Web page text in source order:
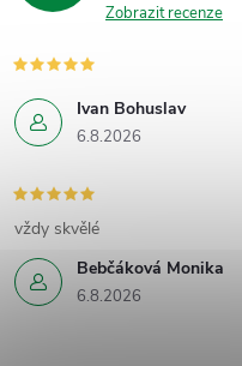
Zobrazit recenze
Ivan Bohuslav
6.8.2026
Bebčáková Monika
6.8.2026
vždy skvělé